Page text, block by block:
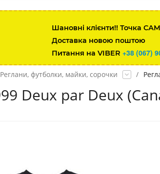
Шановні клієнти!! Точка
Доставка новою поштою
Питання на VIBER +38 (067)
Реглани, футболки, майки, сорочки /
Deux par Deux